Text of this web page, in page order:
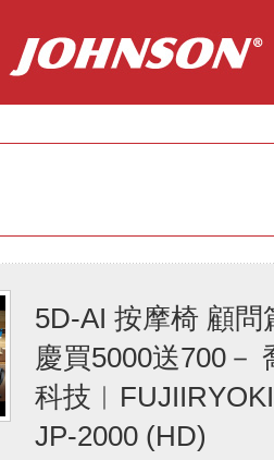
5D-AI 按摩椅 顧問
慶買5000送700－
科技
JP-2000 (HD)